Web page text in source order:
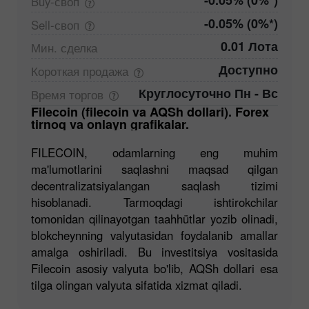
Sell-своп -0.05% (0%*)
Мин. сделка 0.01 Лота
Короткая продажа Доступно
Время торгов
Круглосуточно Пн - Вс
Filecoin (filecoin va AQSh dollari). Forex
tirnoq va onlayn grafikalar.
FILECOIN, odamlarning eng muhim
ma'lumotlarini saqlashni maqsad qilgan
decentralizatsiyalangan saqlash tizimi
hisoblanadi. Tarmoqdagi ishtirokchilar
tomonidan qilinayotgan taahhütlar yozib olinadi,
blokcheynning valyutasidan foydalanib amallar
amalga oshiriladi. Bu investitsiya vositasida
Filecoin asosiy valyuta bo'lib, AQSh dollari esa
tilga olingan valyuta sifatida xizmat qiladi.